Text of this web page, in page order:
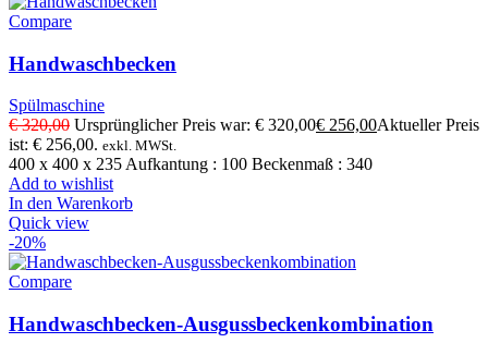
Compare
Handwaschbecken
Spülmaschine
€320,00 Ursprünglicher Preis war: € 320,00€ 256,00Aktueller Preis
ist: € 256,00. exkl. MWSt.
400 x 400 x 235 Aufkantung : 100 Beckenmaß : 340
Add to wishlist
In den Warenkorb
Quick view
-20%
Compare
Handwaschbecken-Ausgussbeckenkombination